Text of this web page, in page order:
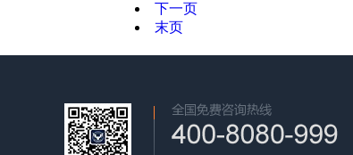
下一页
末页